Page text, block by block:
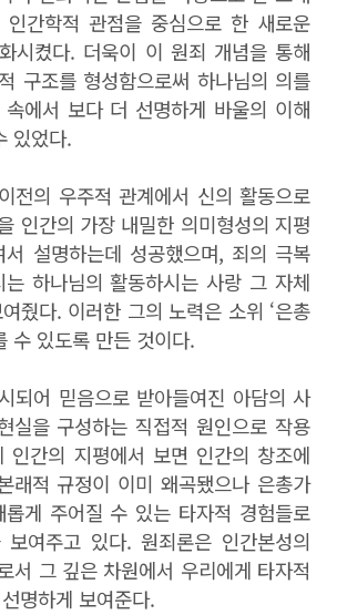
인간학적 관점을 중심으로 한 새로운
시켰다. 더욱이 이 원죄 개념을 통해
구조를 형성함으로써 하나님의 의를
에서 보다 더 선명하게 바울의 이해
있었다.
전의 우주적 관계에서 신의 활동으로
인간의 가장 내밀한 의미형성의 지평
설명하는데 성공했으며, 죄의 극복
하나님의 활동하시는 사랑 그 자체
줬다. 이러한 그의 노력은 소위 ‘은총
수 있도록 만든 것이다.
되어 믿음으로 받아들여진 아담의 사
실을 구성하는 직접적 원인으로 작용
인간의 지평에서 보면 인간의 창조에
래적 규정이 이미 왜곡됐으나 은총가
게 주어질 수 있는 타자적 경험들로
보여주고 있다. 원죄론은 인간본성의
서 그 깊은 차원에서 우리에게 타자적
명하게 보여준다.